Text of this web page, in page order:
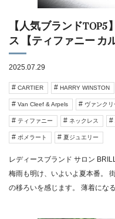
【人気ブランド
ス 【ティファニー カ
2025.07.29
CARTIER HARRY WINSTON
Van Cleef & Arpels ヴァンク
ティファニー ネックレス
ポメラート 夏ジュエリー
レディースブランド サロン
梅雨も明け、いよいよ夏本番。
の移ろいを感じます。 薄着にな